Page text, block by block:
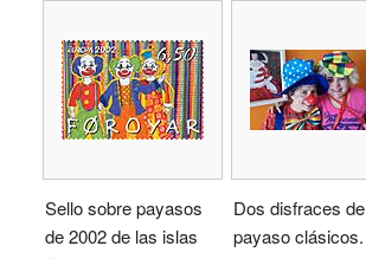
Sello sobre payasos
de 2002 de las islas
Dos disfraces de
payaso clásicos.